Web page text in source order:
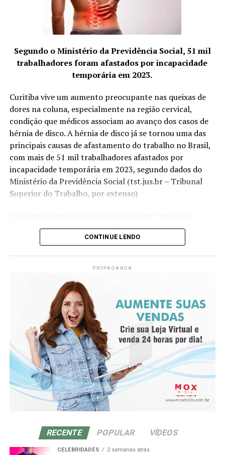
Depoimentos de Pacientes Satisfeitos
frequentemente expressam sua satisfação com os
Daniella Oliveira. Eles elogiam a naturalidade dos
resultados, o profissionalismo da Dra. Daniella e a
confiança que sentem ao realizar procedimentos na
clínica.
Agência: SEO NOTÍCIAS@googlenoticias
Whats app:+55 44 3200-1392
TÓPICOS RELACIONADOS
Daniella Oliveira
NÃO PERCA
tratadas com estimulações menos vigorosas e pouco
demoradas, ao passo que condições de vazio ou
deficiência pedem manobras de entrada e retirada (não
se retira totalmente a agulha, apenas se dá pequenos
solavancos para cima e para baixo), fricção (na parte
áspera da agulha), giros de um lado para outro ou
É costume também utilizar um “mandril” para inserir as
agulhas. Trata-se de um pequeno tubo plástico
descartável dentro do qual corre a agulha. A leve
pressão da ponta do mandril sobre a pele ajuda a reduzir
a dor da entrada, mas acupunturistas muito experientes
muitas vezes optam por inserir a agulha em um
movimento rápido à mão livre até a profundidade
o quanto se conseguirá inserir da agulha no primeiro
movimento).
Sensação de qi
De-qi (Chinês: 得气; pinyin: dé qì; “chegada de qi”) se
refere a uma alegada sensação de torpor, distensão ou
formigamento elétrico no local da agulha. Se essa
sensação não ocorre, então se justifica dizendo que o
acuponto não foi localizado corretamente, ou a agulha
não foi inserida na profundidade correta, ou houve
manipulação inadequada. Se o de-qi não é
imediatamente sentido no local de inserção da agulha,
várias técnicas de manipulação costumam ser
tremer.[61]
Segundo o Ministério da Previdência Social, 51 mil
trabalhadores foram afastados por incapacidade
temporária em 2023.
Curitiba vive um aumento preocupante nas queixas de
dores na coluna, especialmente na região cervical,
condição que médicos associam ao avanço dos casos de
hérnia de disco. A hérnia de disco já se tornou uma das
principais causas de afastamento do trabalho no Brasil,
com mais de 51 mil trabalhadores afastados por
incapacidade temporária em 2023, segundo dados do
Ministério da Previdência Social (tst.jus.br – Tribunal
Superior do Trabalho, por extenso)
confirmada também em Curitiba e no Paraná, onde 10,7
mil trabalhadores foram afastados no segundo semestre
destaque para a hérnia de disco entre as causas mais
governo estadual.
Diante desse cenário, o neurocirurgião Afonso Aragão,
referência no tratamento de doenças da coluna, faz um
alerta firme para a população. Ele afirma que a hérnia de
disco cervical é uma condição que costuma ser
subestimada, mas que pode evoluir para consequências
graves se não for identificada e tratada com rapidez e
atenção.
“A dor no pescoço costuma ser tratada como algo
computador. Mas, quando o incômodo persiste ou
começa a irradiar para os braços, o problema pode ser
mais sério. A hérnia de disco cervical é uma das
CONTINUE LENDO
PROPAGANDA
RECENTE POPULAR VÍDEOS
CELEBRIDADES 2 semanas atrás